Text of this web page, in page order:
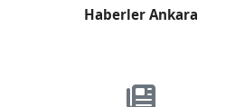
Haberler Ankara